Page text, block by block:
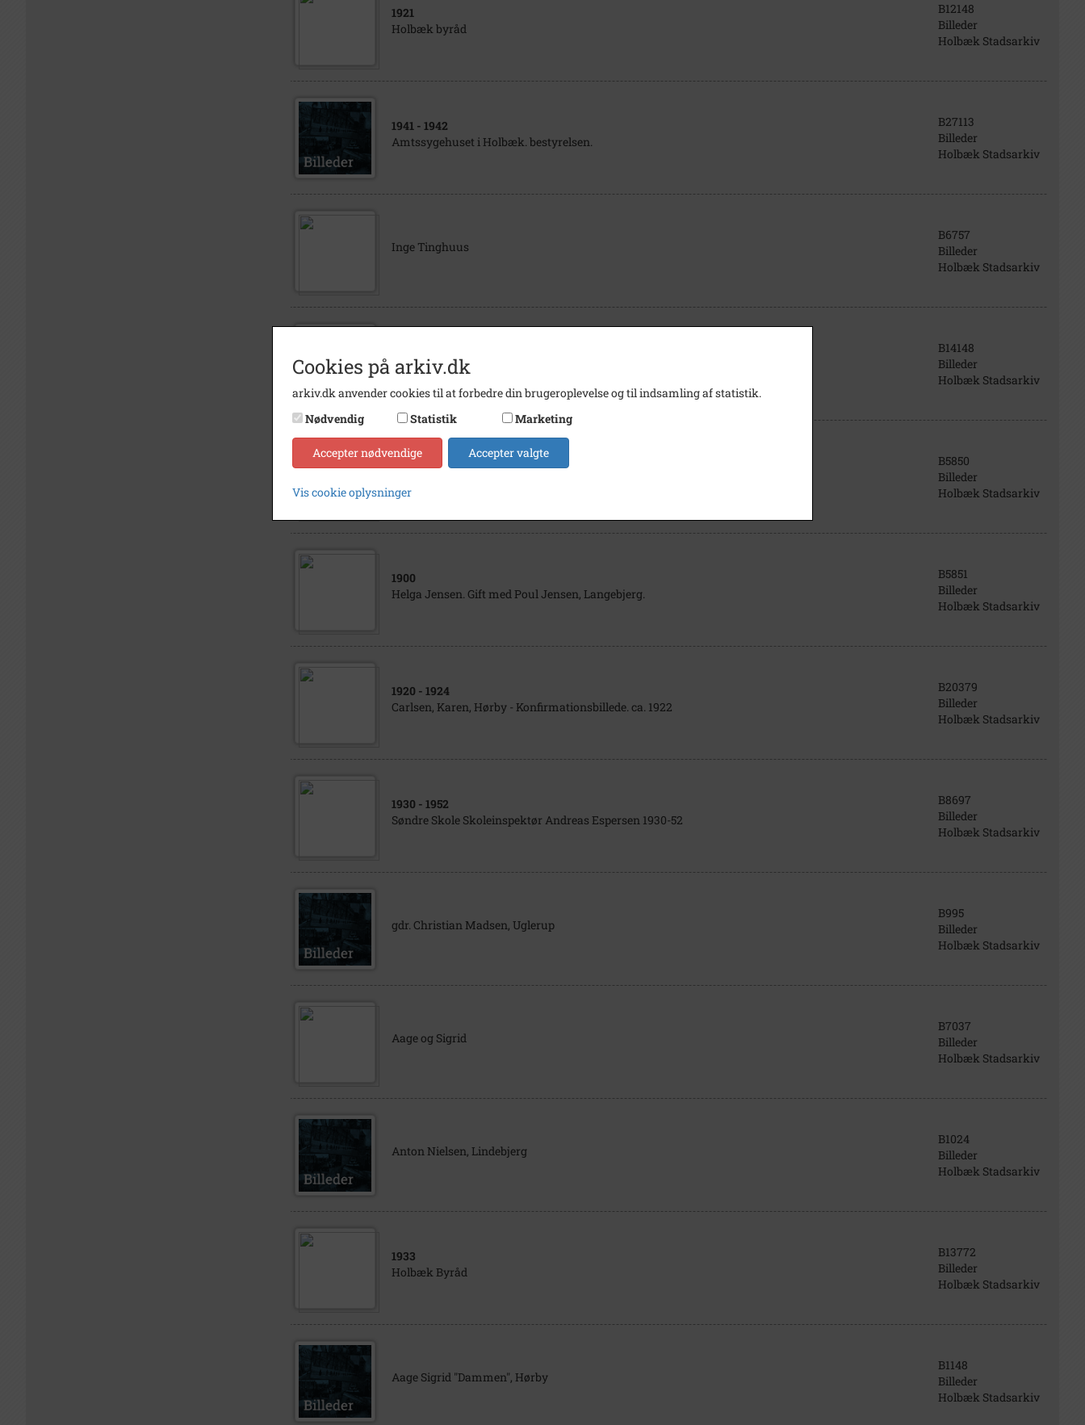
1921
Holbæk byråd
B12148
Billeder
Holbæk Stadsarkiv
1941 - 1942
Amtssygehuset i Holbæk. bestyrelsen.
B27113
Billeder
Holbæk Stadsarkiv
Inge Tinghuus
B6757
Billeder
Holbæk Stadsarkiv
Amtsmand Saxild og frue
B14148
Billeder
Holbæk Stadsarkiv
1900
B5850
Billeder
Holbæk Stadsarkiv
1900
Helga Jensen. Gift med Poul Jensen, Langebjerg.
B5851
Billeder
Holbæk Stadsarkiv
1920 - 1924
Carlsen, Karen, Hørby - Konfirmationsbillede. ca. 1922
B20379
Billeder
Holbæk Stadsarkiv
1930 - 1952
Søndre Skole Skoleinspektør Andreas Espersen 1930-52
B8697
Billeder
Holbæk Stadsarkiv
gdr. Christian Madsen, Uglerup
B995
Billeder
Holbæk Stadsarkiv
Aage og Sigrid
B7037
Billeder
Holbæk Stadsarkiv
Anton Nielsen, Lindebjerg
B1024
Billeder
Holbæk Stadsarkiv
1933
Holbæk Byråd
B13772
Billeder
Holbæk Stadsarkiv
Aage Sigrid "Dammen", Hørby
B1148
Billeder
Holbæk Stadsarkiv
Cookies på arkiv.dk
arkiv.dk anvender cookies til at forbedre din brugeroplevelse og til indsamling af statistik.
Nødvendig
Statistik Marketing
Accepter nødvendige Accepter valgte
Vis cookie oplysninger